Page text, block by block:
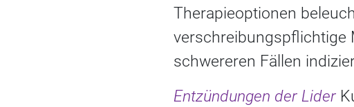
Therapieoptionen
verschreibungspflichtige
schwereren Fällen
Entzündungen der Lider